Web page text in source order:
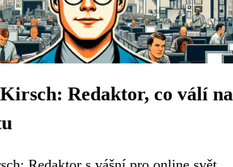
Redaktor, co válí na